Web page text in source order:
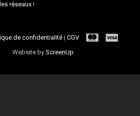
réseaux !
de confidentialité|CGV
Website byScreenUp